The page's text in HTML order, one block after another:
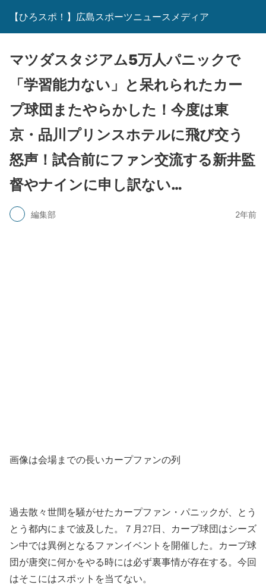
【ひろスポ！】広島スポーツニュースメディア
マツダスタジアム5万人パニックで
「学習能力ない」と呆れられたカー
プ球団またやらかした！今度は東
京・品川プリンスホテルに飛び交う
怒声！試合前にファン交流する新井監
督やナインに申し訳ない…
編集部 2年前
画像は会場までの長いカープファンの列
過去散々世間を騒がせたカープファン・パニックが、とう
とう都内にまで波及した。７月27日、カープ球団はシーズ
ン中では異例となるファンイベントを開催した。カープ球
団が唐突に何かをやる時には必ず裏事情が存在する。今回
はそこにはスポットを当てない。